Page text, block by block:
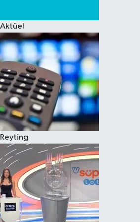
Aktüel
Reyting